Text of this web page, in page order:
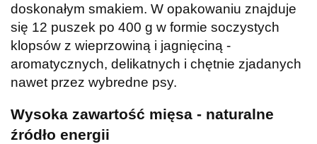
doskonałym smakiem. W opakowaniu znajduje
się 12 puszek po 400 g w formie soczystych
klopsów z wieprzowiną i jagnięciną -
aromatycznych, delikatnych i chętnie zjadanych
nawet przez wybredne psy.
Wysoka zawartość mięsa - naturalne
źródło energii